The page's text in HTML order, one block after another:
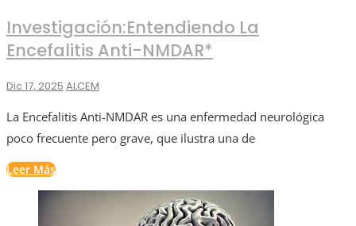
Investigación:Entendiendo La
Encefalitis Anti-NMDAR*
Dic 17, 2025 ALCEM
La Encefalitis Anti-NMDAR es una enfermedad neurológica
poco frecuente pero grave, que ilustra una de
Leer Más